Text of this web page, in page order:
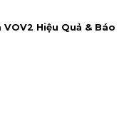
Hiệu Quả & Báo